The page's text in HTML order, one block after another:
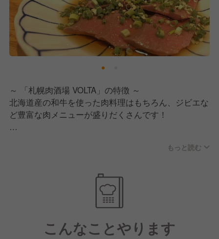
～ 「札幌肉酒場 VOLTA」の特徴 ～
北海道産の和牛を使った肉料理はもちろん、ジビエな
ど豊富な肉メニューが盛りだくさんです！
社交場「札幌肉酒場 VOLTA」。黒を基調としたシッ
ートから宴会まで対応。開放的なカウンター席では肉
寿司のライブ感ある調理を鑑賞でき、落ち着いた照明
が大人のムードを演出。肉の香りと笑い声が響き合
い、活気と上質感が共存する特別な空間。肉好きのお
客様との濃密な交流を楽しめる職場です。
もっと読む
こんなことやります